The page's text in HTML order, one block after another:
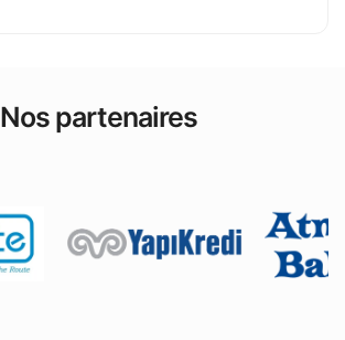
Nos partenaires